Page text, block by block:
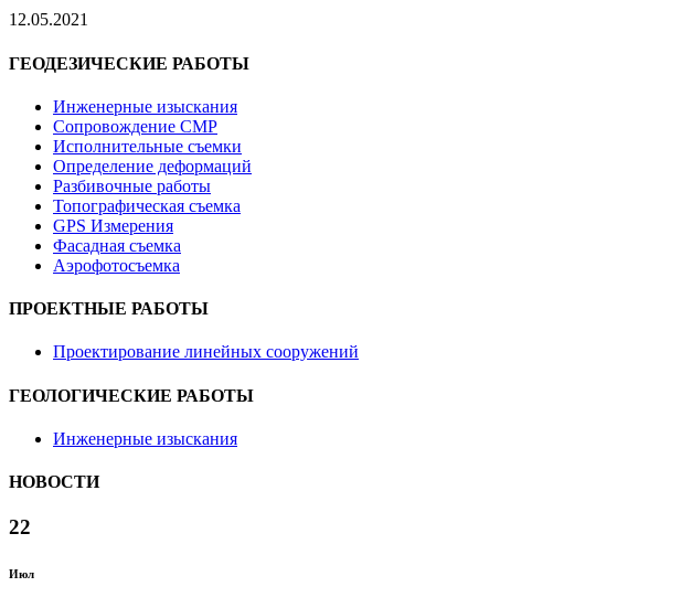
12.05.2021
ГЕОДЕЗИЧЕСКИЕ РАБОТЫ
Инженерные изыскания
Сопровождение СМР
Исполнительные съемки
Определение деформаций
Разбивочные работы
Топографическая съемка
GPS Измерения
Фасадная съемка
Аэрофотосъемка
ПРОЕКТНЫЕ РАБОТЫ
Проектирование линейных сооружений
ГЕОЛОГИЧЕСКИЕ РАБОТЫ
Инженерные изыскания
НОВОСТИ
22
Июл